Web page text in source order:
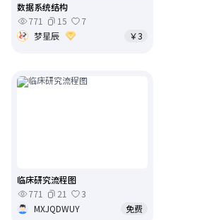
数据系统结构
771
15
7
梦星辰
￥3
临床研究流程图
771
21
3
MXJQDWUY
免费